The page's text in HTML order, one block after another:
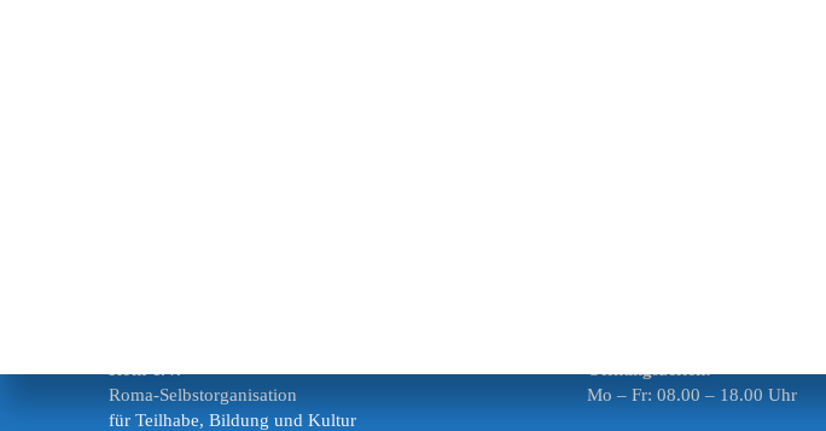
Roma-Selbstorganisation
für Teilhabe, Bildung und Kultur
Mo – Fr: 08.00 – 18.00 Uhr